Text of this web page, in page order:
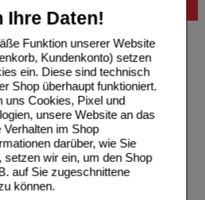
Ihre Daten!
Funktion unserer Website
Kundenkonto) setzen
ein. Diese sind technisch
Shop überhaupt funktioniert.
uns Cookies, Pixel und
unsere Website an das
im Shop
darüber, wie Sie
setzen wir ein, um den Shop
auf Sie zugeschnittene
können.
Bewertung